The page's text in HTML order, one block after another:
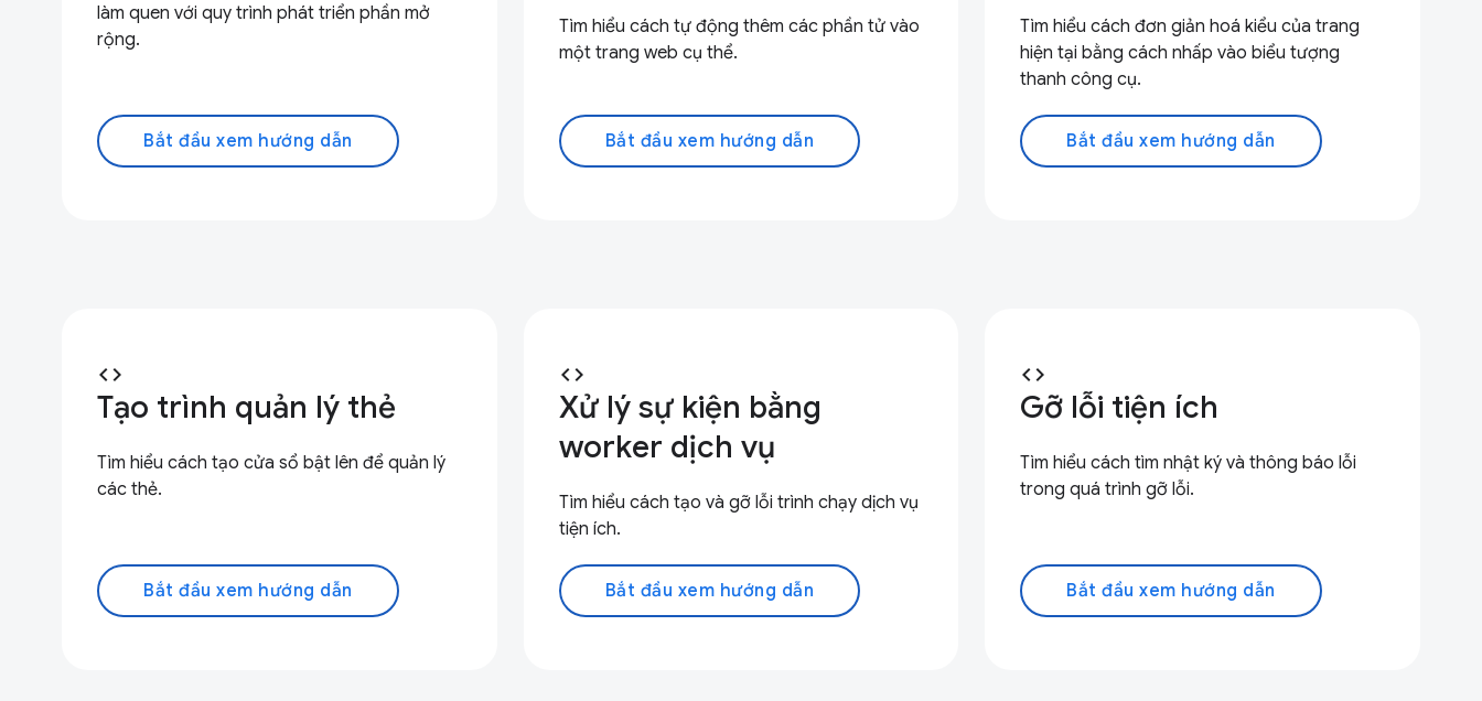
làm quen với quy trình phát triển phần mở
rộng.
Bắt đầu xem hướng dẫn
Tìm hiểu cách tự động thêm các phần tử vào
một trang web cụ thể.
Bắt đầu xem hướng dẫn
Tìm hiểu cách đơn giản hoá kiểu của trang
hiện tại bằng cách nhấp vào biểu tượng
thanh công cụ.
Bắt đầu xem hướng dẫn
code
Tạo trình quản lý thẻ
Tìm hiểu cách tạo cửa sổ bật lên để quản lý
các thẻ.
Bắt đầu xem hướng dẫn
code
Xử lý sự kiện bằng
worker dịch vụ
Tìm hiểu cách tạo và gỡ lỗi trình chạy dịch vụ
tiện ích.
Bắt đầu xem hướng dẫn
code
Gỡ lỗi tiện ích
Tìm hiểu cách tìm nhật ký và thông báo lỗi
trong quá trình gỡ lỗi.
Bắt đầu xem hướng dẫn